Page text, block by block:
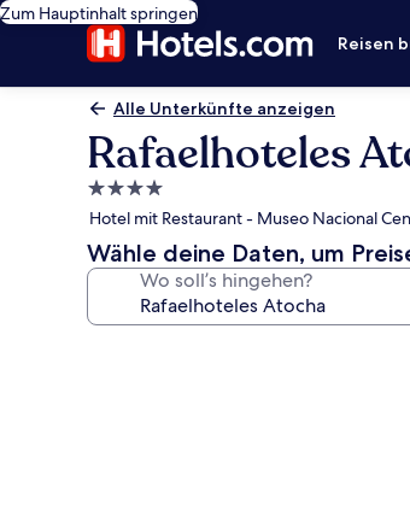
Zum Hauptinhalt springen
Reisen
Alle Unterkünfte anzeigen
Rafaelhoteles
4.0-
Sterne-
Unterkunft
Hotel mit Restaurant - Museo Nacional
Wähle deine Daten, um
Wo soll’s hingehen?